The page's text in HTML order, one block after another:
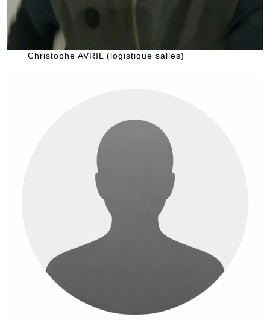
Christophe AVRIL (logistique salles)